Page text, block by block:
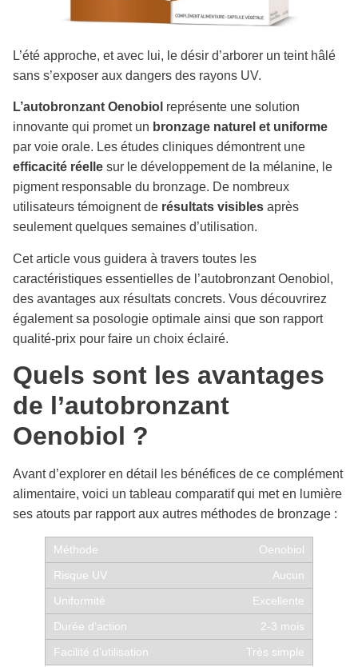
L’été approche, et avec lui, le désir d’arborer un teint hâlé
sans s’exposer aux dangers des rayons UV.
L’autobronzant Oenobiol représente une solution
innovante qui promet un bronzage naturel et uniforme
par voie orale. Les études cliniques démontrent une
efficacité réelle sur le développement de la mélanine, le
pigment responsable du bronzage. De nombreux
utilisateurs témoignent de résultats visibles après
seulement quelques semaines d’utilisation.
Cet article vous guidera à travers toutes les
caractéristiques essentielles de l’autobronzant Oenobiol,
des avantages aux résultats concrets. Vous découvrirez
également sa posologie optimale ainsi que son rapport
qualité-prix pour faire un choix éclairé.
Quels sont les avantages
de l’autobronzant
Oenobiol ?
Avant d’explorer en détail les bénéfices de ce complément
alimentaire, voici un tableau comparatif qui met en lumière
ses atouts par rapport aux autres méthodes de bronzage :
Oenobiol
Aucun
Excellente
2-3 mois
Très simple